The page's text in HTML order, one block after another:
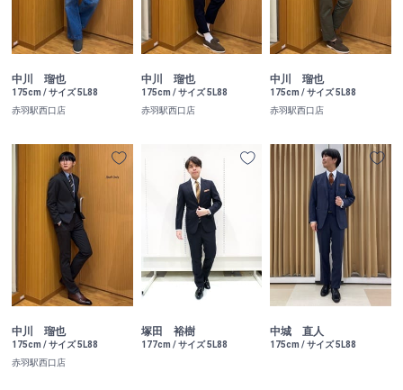
中川 瑠也
175cm / サイズ 5L88
赤羽駅西口店
中川 瑠也
175cm / サイズ 5L88
赤羽駅西口店
中川 瑠也
175cm / サイズ 5L88
赤羽駅西口店
中川 瑠也
175cm / サイズ 5L88
赤羽駅西口店
塚田 裕樹
177cm / サイズ 5L88
中城 直人
175cm / サイズ 5L88